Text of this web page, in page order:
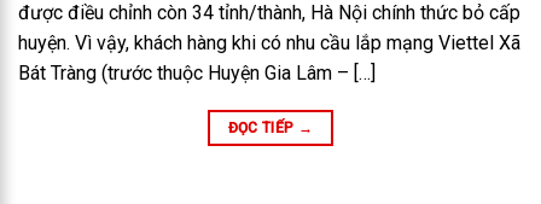
được điều chỉnh còn 34 tỉnh/thành, Hà Nội chính thức bỏ cấp
huyện. Vì vậy, khách hàng khi có nhu cầu lắp mạng Viettel Xã
Bát Tràng (trước thuộc Huyện Gia Lâm – […]
ĐỌC TIẾP →